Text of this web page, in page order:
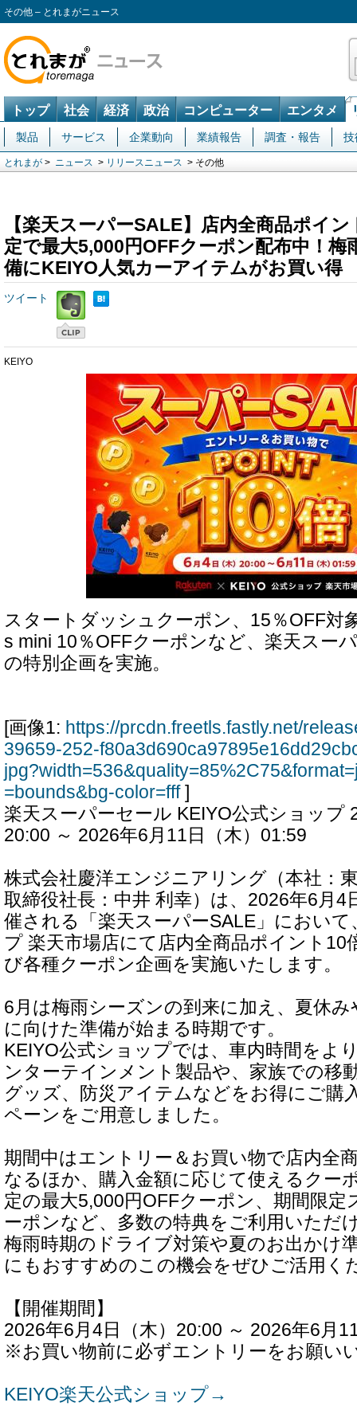
その他 – とれまがニュース
トップ 社会 経済 政治 コンピューター エンタメ
製品 サービス 企業動向 業績報告 調査・報告 技
とれまが > ニュース > リリースニュース > その他
【楽天スーパーSALE】店内全商品ポイ
定で最大5,000円OFFクーポン配布中！梅
備にKEIYO人気カーアイテムがお買い得
ツイート
KEIYO
スタートダッシュクーポン、15％OFF対
s mini 10％OFFクーポンなど、楽天スー
の特別企画を実施。
[画像1: https://prcdn.freetls.fastly.net/
39659-252-
=bounds&bg-color=fff]
楽天スーパーセール KEIYO公式ショップ
20:00 ～ 2026年6月11日（木）01:59
株式会社慶洋エンジニアリング（本社：
取締役社長：中井 利幸）は、2026年6月4
催される「楽天スーパーSALE」において
プ 楽天市場店にて店内全商品ポイント10
び各種クーポン企画を実施いたします。
6月は梅雨シーズンの到来に加え、夏休
に向けた準備が始まる時期です。
KEIYO公式ショップでは、車内時間をよ
ンターテインメント製品や、家族での移
グッズ、防災アイテムなどをお得にご購
ペーンをご用意しました。
期間中はエントリー＆お買い物で店内全
なるほか、購入金額に応じて使えるクー
定の最大5,000円OFFクーポン、期間限
ーポンなど、多数の特典をご利用いただ
梅雨時期のドライブ対策や夏のお出かけ
にもおすすめのこの機会をぜひご活用く
【開催期間】
2026年6月4日（木）20:00 ～ 2026年6月
※お買い物前に必ずエントリーをお願い
KEIYO楽天公式ショップ→